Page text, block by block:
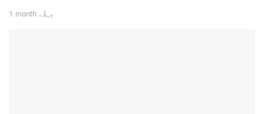
1 month پہلے